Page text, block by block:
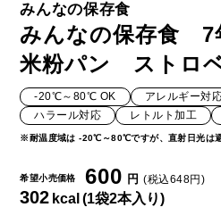
みんなの保存食
みんなの保存食 7
米粉パン ストロ
-20℃～80℃ OK アレルギー対
ハラール対応
レトルト加工
※耐温度域は -20℃～80℃ですが、直射日光は
希望小売価格 600 円 (税込648円)
302 kcal (1袋2本入り)